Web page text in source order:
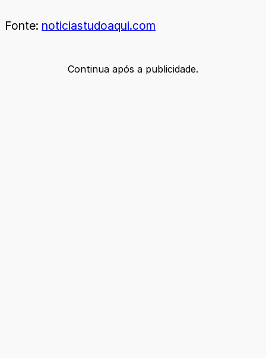
Fonte: noticiastudoaqui.com
Continua após a publicidade.